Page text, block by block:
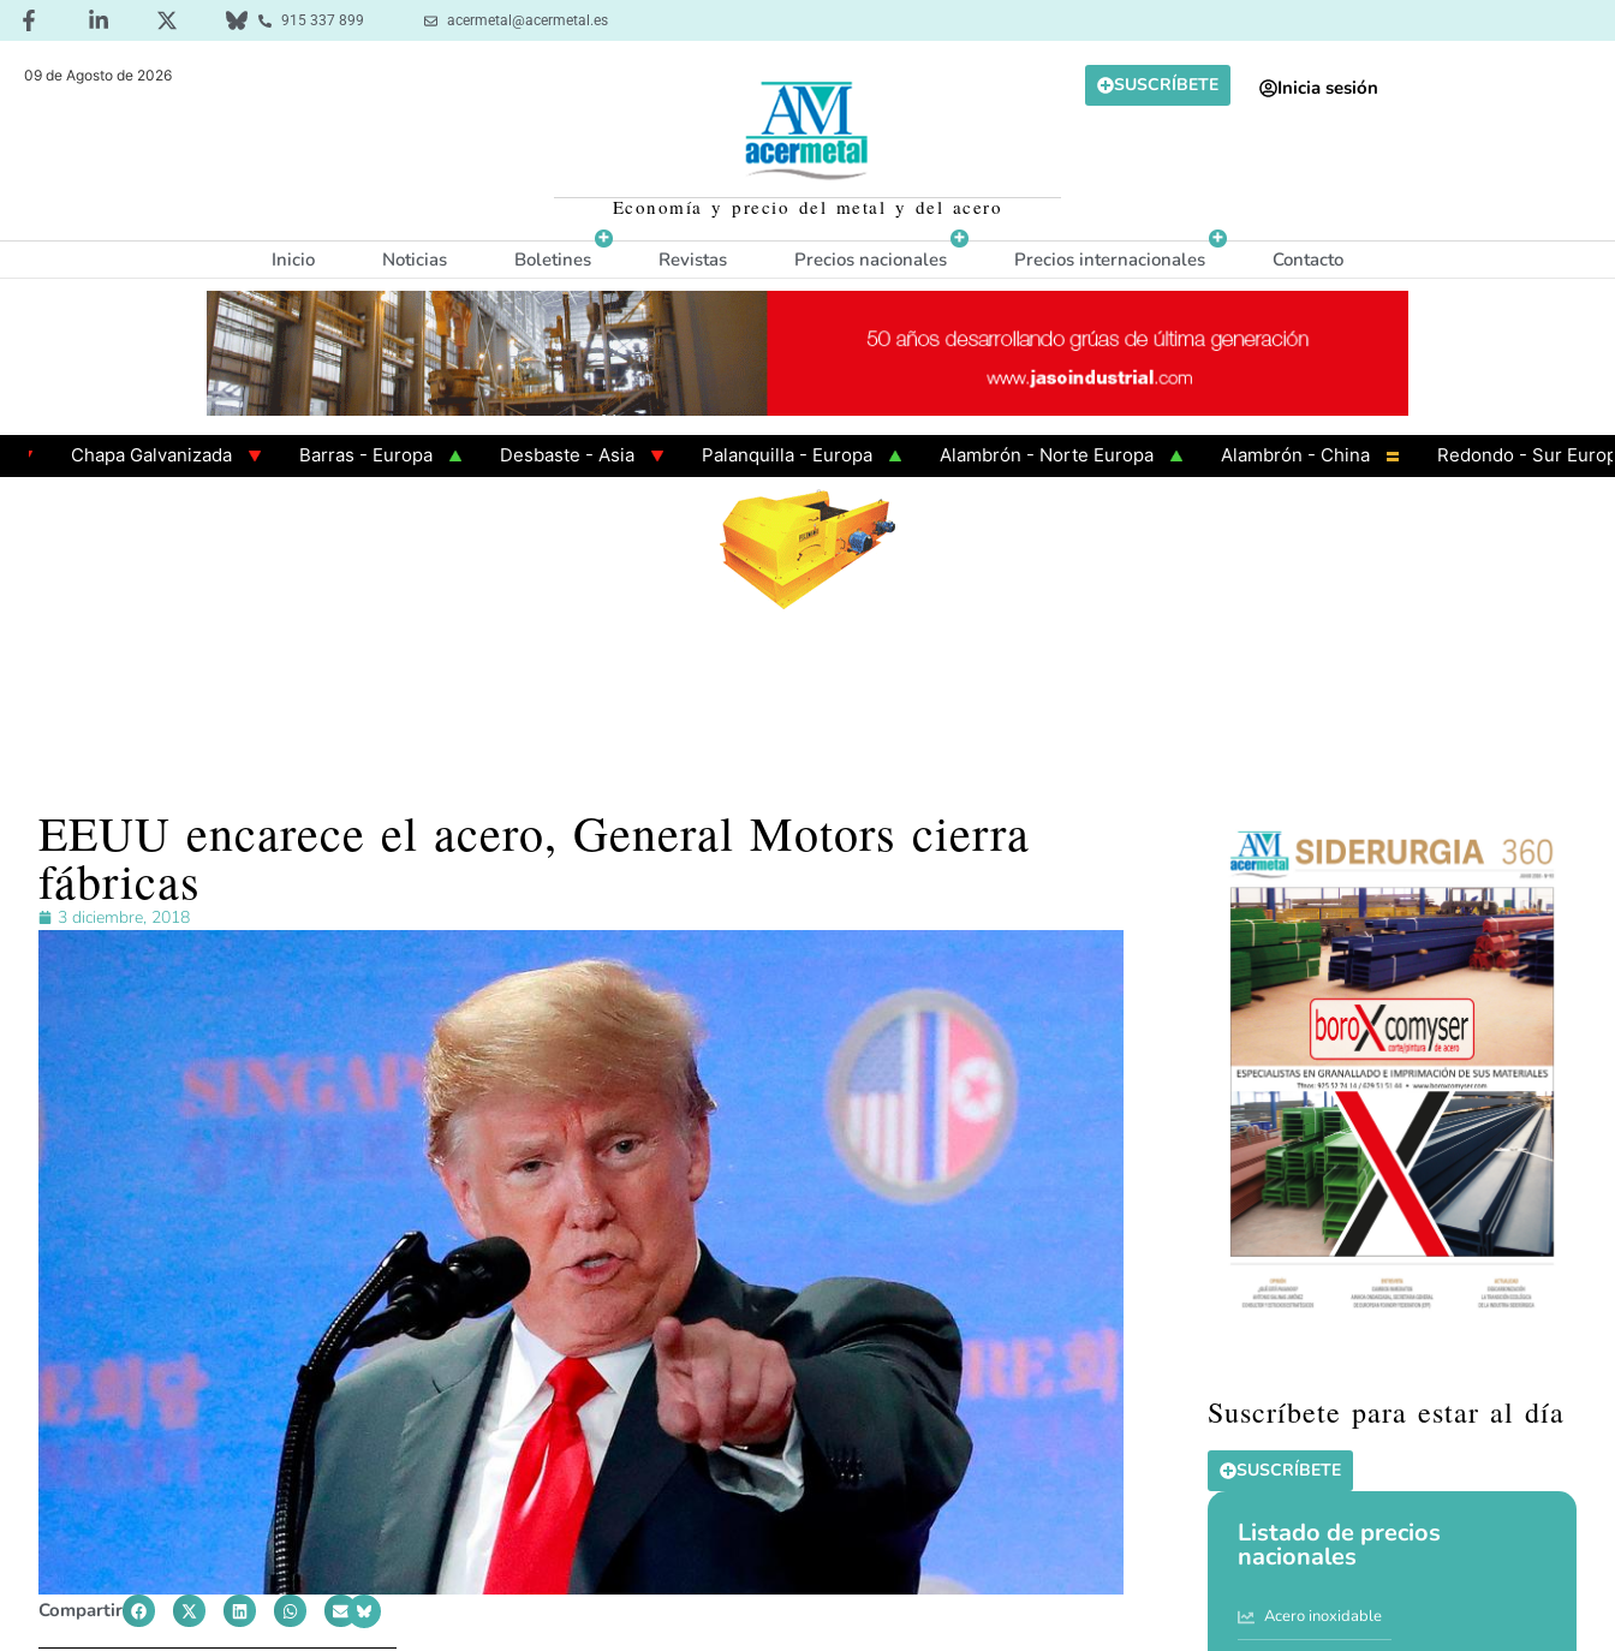
915 337 899 acermetal@acermetal.es
09 de Agosto de 2026
Economía y precio del metal y del acero
SUSCRÍBETE Inicia sesión
Inicio Noticias Boletines Revistas Precios nacionales Precios internacionales Contacto
Chapa Galvanizada Barras - Europa Desbaste - Asia Palanquilla - Europa Alambrón - Norte Europa Alambrón - China
Redondo - Sur Europa
EEUU encarece el acero, General Motors cierra
fábricas
3 diciembre, 2018
Compartir
Suscríbete para estar al día
SUSCRÍBETE
Listado de precios
nacionales
Acero inoxidable